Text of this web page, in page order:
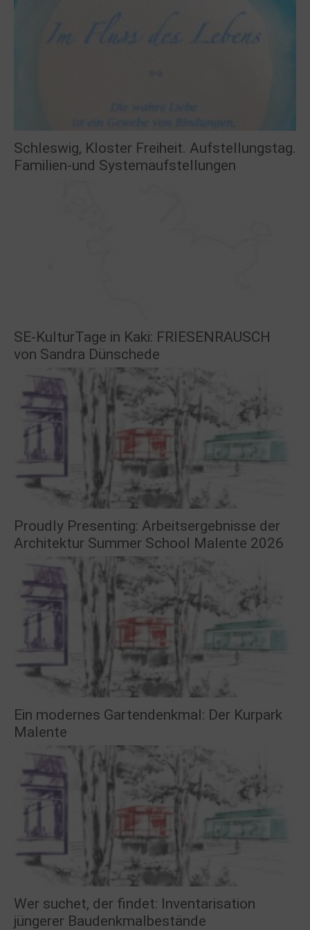
Schleswig, Kloster Freiheit. Aufstellungstag.
Familien-und Systemaufstellungen
SE-KulturTage in Kaki: FRIESENRAUSCH
von Sandra Dünschede
Proudly Presenting: Arbeitsergebnisse der
Architektur Summer School Malente 2026
Ein modernes Gartendenkmal: Der Kurpark
Malente
Wer suchet, der findet: Inventarisation
jüngerer Baudenkmalbestände